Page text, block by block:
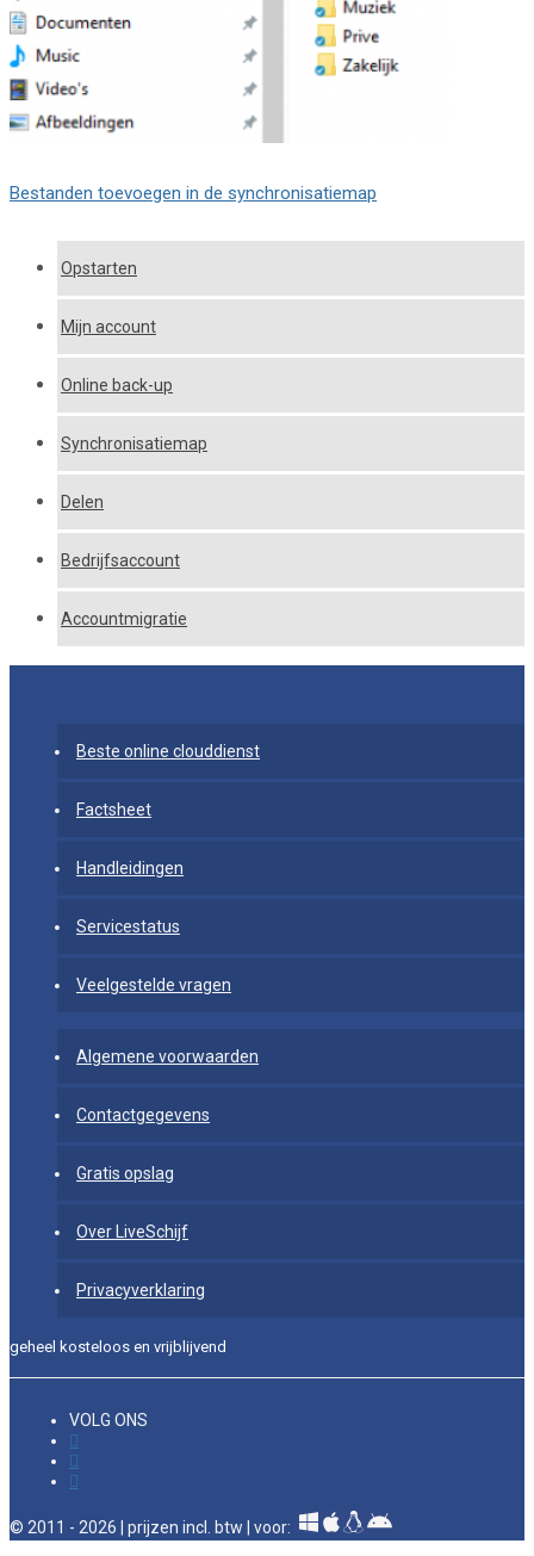
Bestanden toevoegen in de synchronisatiemap
Opstarten
Mijn account
Online back-up
Synchronisatiemap
Delen
Bedrijfsaccount
Accountmigratie
Beste online clouddienst
Factsheet
Handleidingen
Servicestatus
Veelgestelde vragen
Algemene voorwaarden
Contactgegevens
Gratis opslag
Over LiveSchijf
Privacyverklaring
geheel kosteloos en vrijblijvend
VOLG ONS
© 2011 - 2026 | prijzen incl. btw | voor: